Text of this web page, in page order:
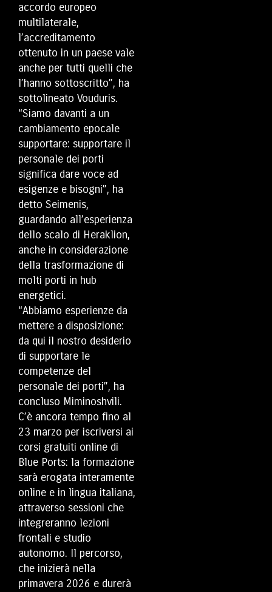
accordo europeo
multilaterale,
l’accreditamento
ottenuto in un paese vale
anche per tutti quelli che
l’hanno sottoscritto”, ha
sottolineato Vouduris.
“Siamo davanti a un
cambiamento epocale
supportare: supportare il
personale dei porti
significa dare voce ad
esigenze e bisogni”, ha
detto Seimenis,
guardando all’esperienza
dello scalo di Heraklion,
anche in considerazione
della trasformazione di
molti porti in hub
energetici.
“Abbiamo esperienze da
mettere a disposizione:
da qui il nostro desiderio
di supportare le
competenze del
personale dei porti”, ha
concluso Miminoshvili.
C’è ancora tempo fino al
23 marzo per iscriversi ai
corsi gratuiti online di
Blue Ports: la formazione
sarà erogata interamente
online e in lingua italiana,
attraverso sessioni che
integreranno lezioni
frontali e studio
autonomo. Il percorso,
che inizierà nella
primavera 2026 e durerà